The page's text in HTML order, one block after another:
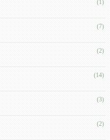
(1)
(7)
(2)
(14)
(3)
(2)